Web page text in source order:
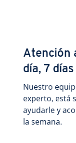
Atención
día, 7
Nuestro
experto, está
ayudarle y
la semana.